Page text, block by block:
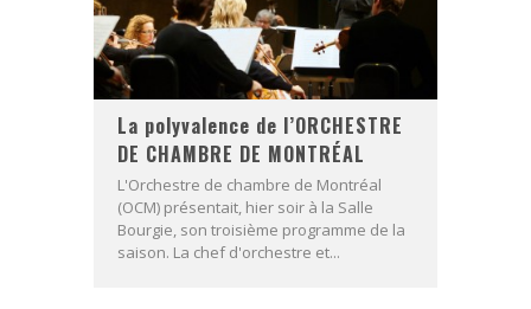
La polyvalence de l’ORCHESTRE
DE CHAMBRE DE MONTRÉAL
L'Orchestre de chambre de Montréal
(OCM) présentait, hier soir à la Salle
Bourgie, son troisième programme de la
saison. La chef d'orchestre et...